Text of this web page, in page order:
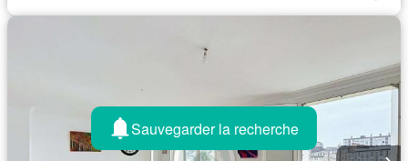
Sauvegarder la recherche